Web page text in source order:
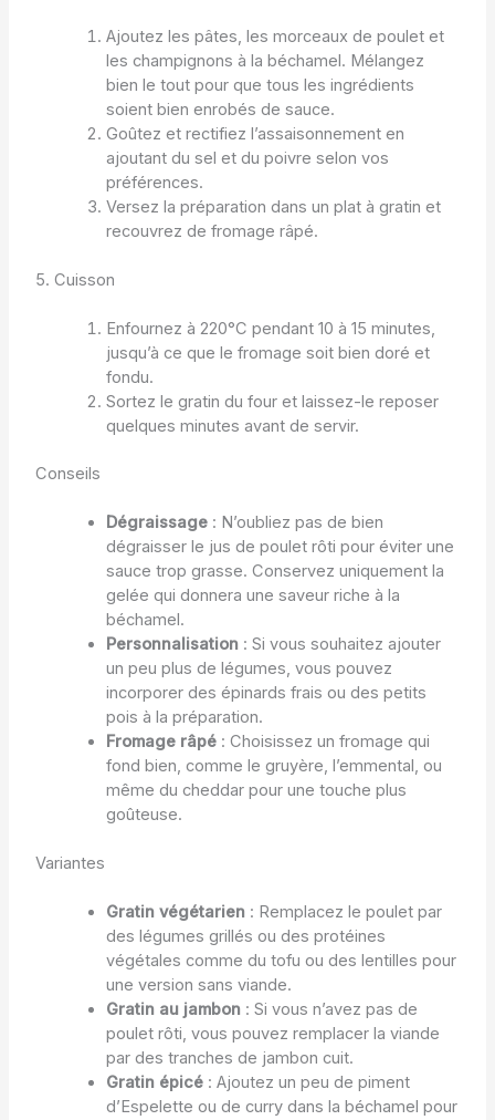
Ajoutez les pâtes, les morceaux de poulet et
les champignons à la béchamel. Mélangez
bien le tout pour que tous les ingrédients
soient bien enrobés de sauce.
Goûtez et rectifiez l’assaisonnement en
ajoutant du sel et du poivre selon vos
préférences.
Versez la préparation dans un plat à gratin et
recouvrez de fromage râpé.
5. Cuisson
Enfournez à 220°C pendant 10 à 15 minutes,
jusqu’à ce que le fromage soit bien doré et
fondu.
Sortez le gratin du four et laissez-le reposer
quelques minutes avant de servir.
Conseils
Dégraissage: N’oubliez pas de bien
dégraisser le jus de poulet rôti pour éviter une
sauce trop grasse. Conservez uniquement la
gelée qui donnera une saveur riche à la
béchamel.
Personnalisation: Si vous souhaitez ajouter
un peu plus de légumes, vous pouvez
incorporer des épinards frais ou des petits
pois à la préparation.
Fromage râpé: Choisissez un fromage qui
fond bien, comme le gruyère, l’emmental, ou
même du cheddar pour une touche plus
goûteuse.
Variantes
Gratin végétarien: Remplacez le poulet par
des légumes grillés ou des protéines
végétales comme du tofu ou des lentilles pour
une version sans viande.
Gratin au jambon: Si vous n’avez pas de
poulet rôti, vous pouvez remplacer la viande
par des tranches de jambon cuit.
Gratin épicé: Ajoutez un peu de piment
d’Espelette ou de curry dans la béchamel pour